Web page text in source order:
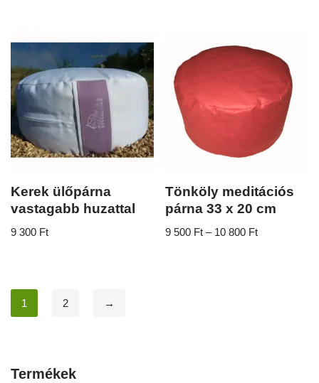
Kerek ülőpárna
vastagabb huzattal
9 300 Ft
Tönköly meditációs
párna 33 x 20 cm
9 500 Ft – 10 800 Ft
1 2 →
Termékek